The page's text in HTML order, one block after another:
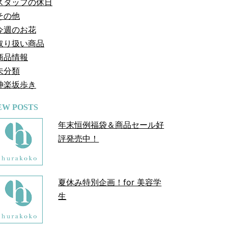
タッフの休日
の他
週のお花
り扱い商品
品情報
分類
楽坂歩き
POSTS
年末恒例福袋＆商品セール好
評発売中！
夏休み特別企画！for 美容学
生